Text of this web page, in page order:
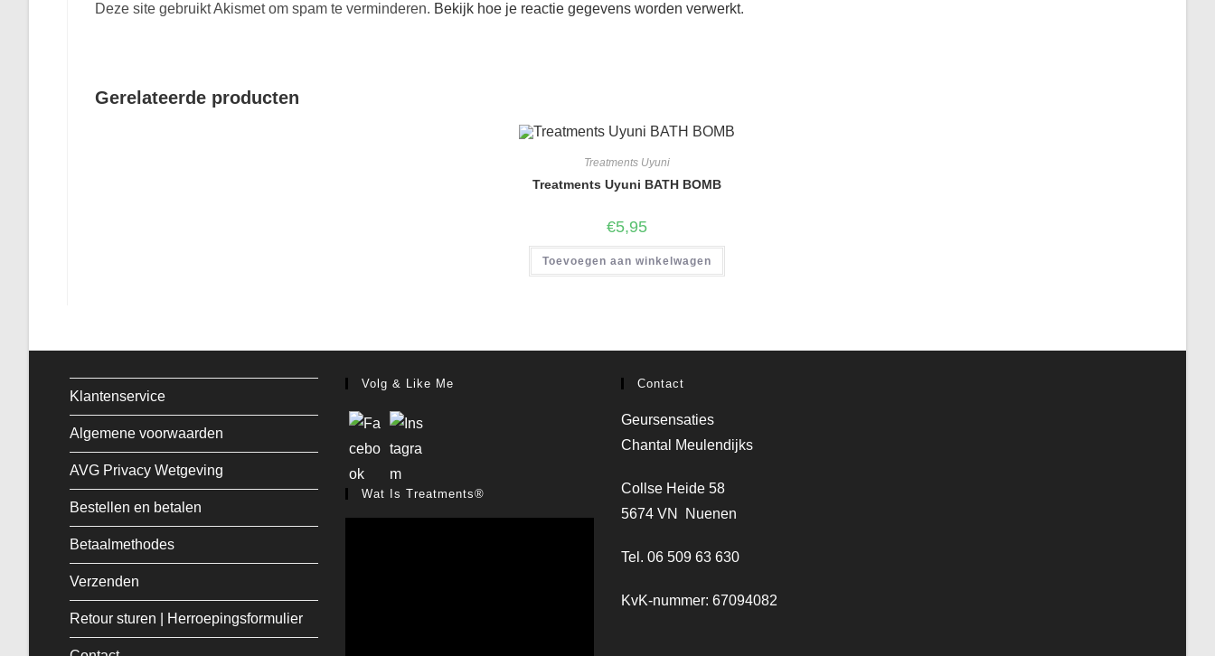
Deze site gebruikt Akismet om spam te verminderen. Bekijk hoe je reactie gegevens worden verwerkt.
Gerelateerde producten
Treatments Uyuni
Treatments Uyuni BATH BOMB
€5,95
Toevoegen aan winkelwagen
Klantenservice
Algemene voorwaarden
AVG Privacy Wetgeving
Bestellen en betalen
Betaalmethodes
Verzenden
Retour sturen | Herroepingsformulier
Volg & Like Me
Wat Is Treatments®
Contact
Geursensaties
Chantal Meulendijks
Collse Heide 58
5674 VN Nuenen
Tel. 06 509 63 630
KvK-nummer: 67094082